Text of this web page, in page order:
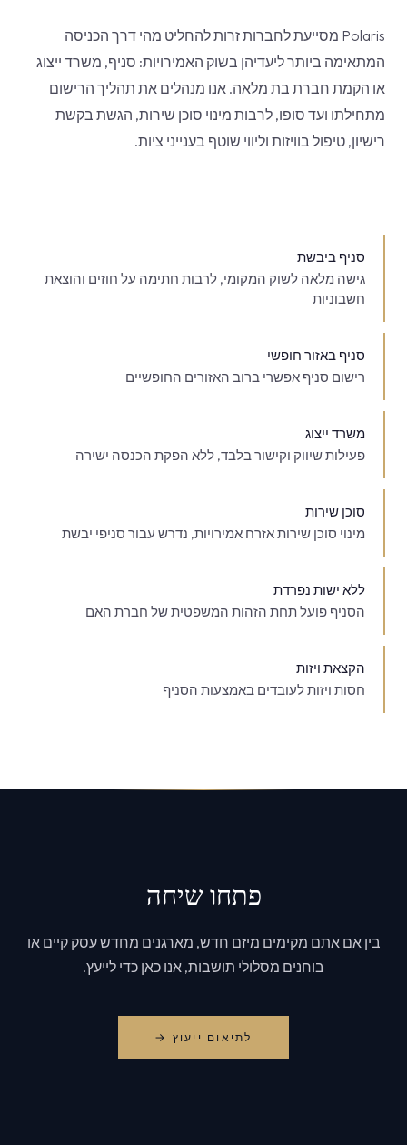
Polaris מסייעת לחברות זרות להחליט מהי דרך הכניסה
המתאימה ביותר ליעדיהן בשוק האמירויות: סניף, משרד ייצוג
או הקמת חברת בת מלאה. אנו מנהלים את תהליך הרישום
מתחילתו ועד סופו, לרבות מינוי סוכן שירות, הגשת בקשת
רישיון, טיפול בוויזות וליווי שוטף בענייני ציות.
סניף ביבשת
גישה מלאה לשוק המקומי, לרבות חתימה על חוזים והוצאת
חשבוניות
סניף באזור חופשי
רישום סניף אפשרי ברוב האזורים החופשיים
משרד ייצוג
פעילות שיווק וקישור בלבד, ללא הפקת הכנסה ישירה
סוכן שירות
מינוי סוכן שירות אזרח אמירויות, נדרש עבור סניפי יבשת
ללא ישות נפרדת
הסניף פועל תחת הזהות המשפטית של חברת האם
הקצאת ויזות
חסות ויזות לעובדים באמצעות הסניף
פתחו שיחה
בין אם אתם מקימים מיזם חדש, מארגנים מחדש עסק קיים או
בוחנים מסלולי תושבות, אנו כאן כדי לייעץ.
לתיאום ייעוץ →